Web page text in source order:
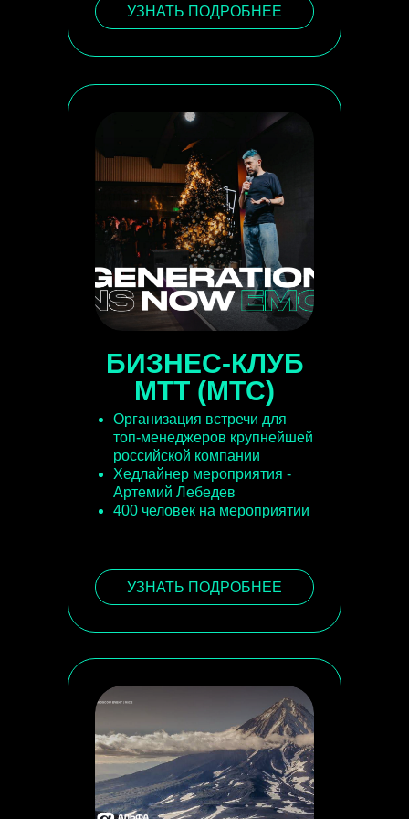
БИЗНЕС-КЛУБ
МТТ (МТС)
Организация встречи для
топ-менеджеров крупнейшей
российской компании
Хедлайнер мероприятия -
Артемий Лебедев
400 человек на мероприятии
УЗНАТЬ ПОДРОБНЕЕ
УЗНАТЬ ПОДРОБНЕЕ